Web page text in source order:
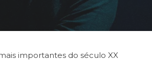
importantes do século XX